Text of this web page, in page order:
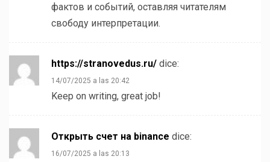
фактов и событий, оставляя читателям
свободу интерпретации.
https://stranovedus.ru/ dice:
14/07/2025 a las 20:42
Keep on writing, great job!
Открыть счет на binance dice:
16/07/2025 a las 20:13